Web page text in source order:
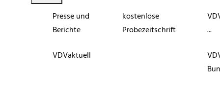
Presse und
Berichte
VDVaktuell
kostenlose
Probezeitschrift
...